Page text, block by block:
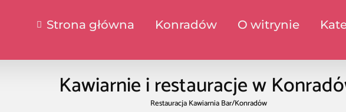
Strona główna Konradów O witrynie
Kawiarnie i restauracje w
Restauracja Kawiarnia Bar/Konradów